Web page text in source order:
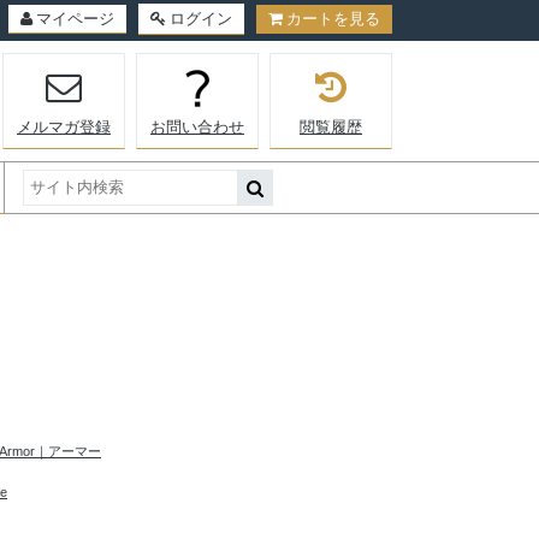
マイページ ログイン カートを見る
メルマガ登録 お問い合わせ 閲覧履歴
Armor｜アーマー